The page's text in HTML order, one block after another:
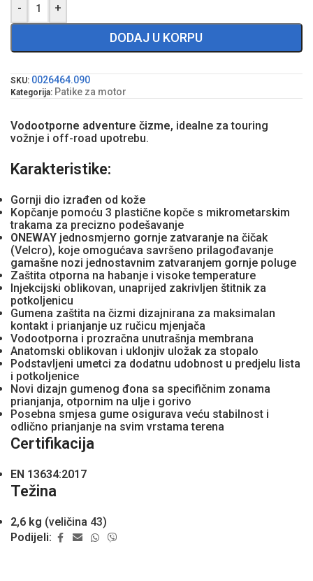
- +
DODAJ U KORPU
SKU: 0026464.090
Kategorija: Patike za motor
Vodootporne adventure čizme, idealne za touring
vožnje i off-road upotrebu.
Karakteristike:
Gornji dio izrađen od kože
Kopčanje pomoću 3 plastične kopče s mikrometarskim
trakama za precizno podešavanje
ONEWAY jednosmjerno gornje zatvaranje na čičak
(Velcro), koje omogućava savršeno prilagođavanje
gamašne nozi jednostavnim zatvaranjem gornje poluge
Zaštita otporna na habanje i visoke temperature
Injekcijski oblikovan, unaprijed zakrivljen štitnik za
potkoljenicu
Gumena zaštita na čizmi dizajnirana za maksimalan
kontakt i prianjanje uz ručicu mjenjača
Vodootporna i prozračna unutrašnja membrana
Anatomski oblikovan i uklonjiv uložak za stopalo
Podstavljeni umetci za dodatnu udobnost u predjelu lista
i potkoljenice
Novi dizajn gumenog đona sa specifičnim zonama
prianjanja, otpornim na ulje i gorivo
Posebna smjesa gume osigurava veću stabilnost i
odlično prianjanje na svim vrstama terena
Certifikacija
EN 13634:2017
Težina
2,6 kg (veličina 43)
Podijeli: